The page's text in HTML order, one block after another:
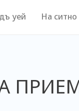
уей На ситно